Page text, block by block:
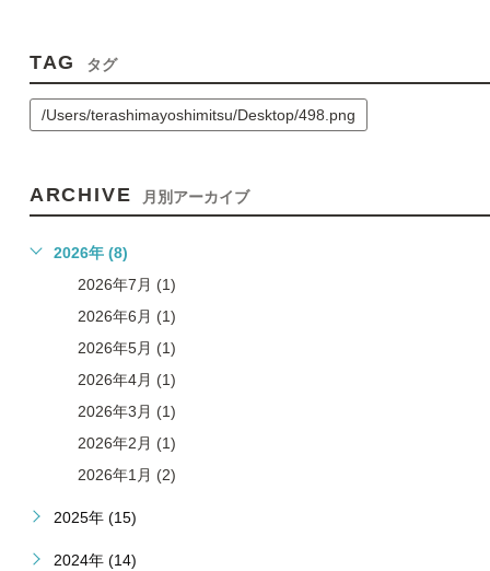
TAG タグ
/Users/terashimayoshimitsu/Desktop/498.png
ARCHIVE 月別アーカイブ
2026年 (8)
2026年7月 (1)
2026年6月 (1)
2026年5月 (1)
2026年4月 (1)
2026年3月 (1)
2026年2月 (1)
2026年1月 (2)
2025年 (15)
2024年 (14)